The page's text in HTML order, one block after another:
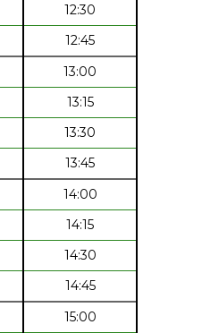
12:30
12:45
13:00
13:15
13:30
13:45
14:00
14:15
14:30
14:45
15:00